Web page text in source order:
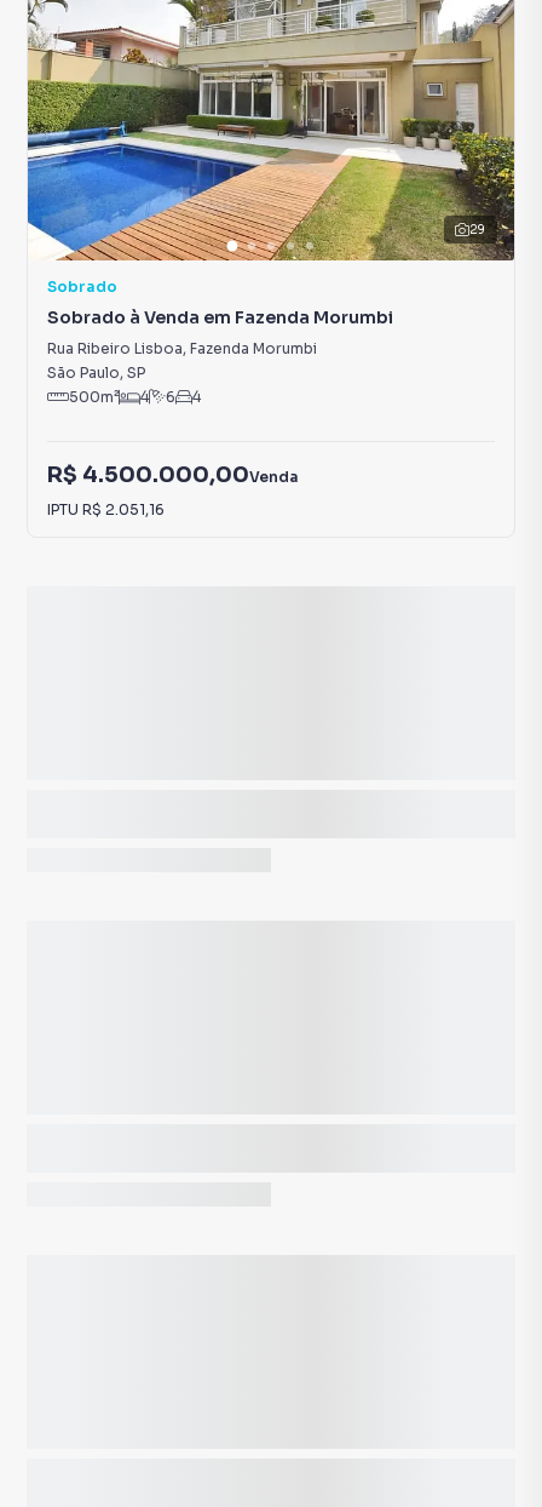
29
Sobrado
Sobrado à Venda em Fazenda Morumbi
Rua Ribeiro Lisboa, Fazenda Morumbi
São Paulo, SP
500m² 4 6 4
R$ 4.500.000,00Venda
IPTU R$ 2.051,16